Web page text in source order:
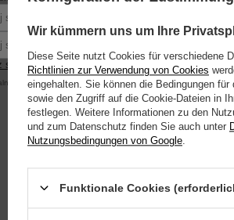
ParaSun - Sonnenschutzmittel für
Pferde 450g
kwota zamówienia to 250 zł
Wir kümmern uns um Ihre
Diese Seite nutzt Cookies für verschiedene
Richtlinien zur Verwendung von Cookies
eingehalten. Sie können die Bedingungen für
sowie den Zugriff auf die Cookie-Dateien in
festlegen. Weitere Informationen zu den
und zum Datenschutz finden Sie auch unter
Nutzungsbedingungen von Google
Funktionale Cookies